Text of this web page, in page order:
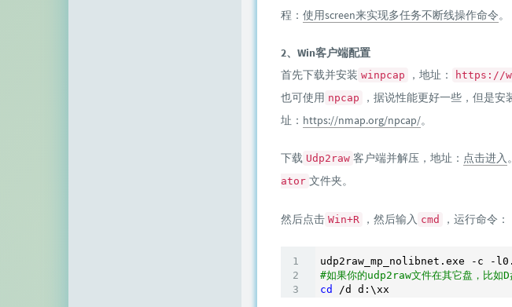
程： 使用screen来实现多任务不断线操作命令。
2、Win客户端配置
首先下载并安装 winpcap ，地址： https://
也可使用 npcap ，据说性能更好一些，但是安
址： https://nmap.org/npcap/。
下载 Udp2raw 客户端并解压，地址： 点击进入
ator 文件夹。
然后点击 Win+R ，然后输入 cmd ，运行命令：
udp2raw_mp_nolibnet.exe -c -
#如果你的udp2raw文件在其它盘，比如
cd
/d d:\xx